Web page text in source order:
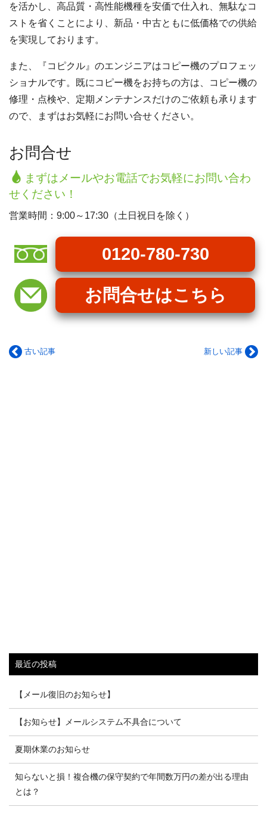
を活かし、高品質・高性能機種を安価で仕入れ、無駄なコ
ストを省くことにより、新品・中古ともに低価格での供給
を実現しております。
また、『コピクル』のエンジニアはコピー機のプロフェッ
ショナルです。既にコピー機をお持ちの方は、コピー機の
修理・点検や、定期メンテナンスだけのご依頼も承ります
ので、まずはお気軽にお問い合せください。
お問合せ
まずはメールやお電話でお気軽にお問い合わ
せください！
営業時間：9:00～17:30（土日祝日を除く）
0120-780-730
お問合せはこちら
古い記事 新しい記事
最近の投稿
【メール復旧のお知らせ】
【お知らせ】メールシステム不具合について
夏期休業のお知らせ
知らないと損！複合機の保守契約で年間数万円の差が出る理由
とは？